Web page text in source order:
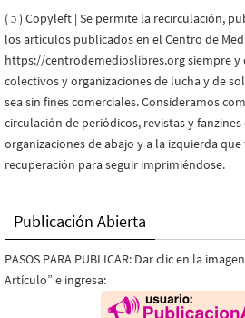
( ɔ ) Copyleft | Se permite la recirculación,
los artículos publicados en el Centro de
https://centrodemedioslibres.org siempre y
colectivos y organizaciones de lucha y de
sea sin fines comerciales. Consideramos
circulación de periódicos, revistas y
organizaciones de abajo y a la izquierda
recuperación para seguir imprimiéndose.
Publicación Abierta
PASOS PARA PUBLICAR: Dar clic en la
Artículo” e ingresa: